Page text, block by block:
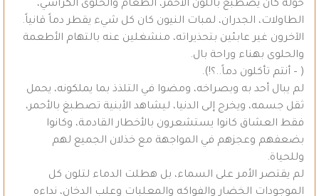
حوله كان يصطبغ باللون الأحمر، الطعام والحلوى الكراسي،
الطاولات، الجدران، لمبات النيون كان كل شيء يقطر دماً قانياً.
الآخرون غير عابئين بتحذيراته، منشغلين عنه بالتهام الأطعمة
والحلوى بهناء وراحة بال.
( – أنتم تأكلون دماً..؟!).
لم يبال أحد به وبصراخه، ومضوا في التلذذ بما يملكونه، يحمل
ثقل جسمه، ويخرج إلى الدنيا، ليشاهد الأبنية تصطبغ بالأحمر،
فقط العشاق كانوا يستشعرون بالأخطار القادمة، وكانوا
بضعفهم وعجزهم في المواجهة مع خذلان الجميع لهم
وللحياة.
لم يقتصر الأمر على السماء، بل هطلت الدماء لتلون كل
الموجودات الخضار والفواكه والمعلبات وعلب الدخان، نداءه